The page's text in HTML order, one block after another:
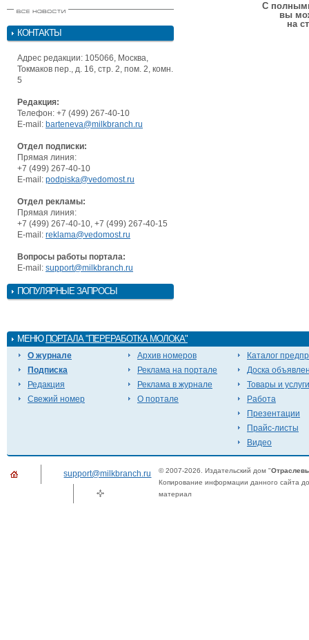
КОНТАКТЫ
Адрес редакции: 105066, Москва,
Токмаков пер., д. 16, стр. 2, пом. 2, комн.
5
Редакция:
Телефон: +7 (499) 267-40-10
E-mail: barteneva@milkbranch.ru
Отдел подписки:
Прямая линия:
+7 (499) 267-40-10
E-mail: podpiska@vedomost.ru
Отдел рекламы:
Прямая линия:
+7 (499) 267-40-10, +7 (499) 267-40-15
E-mail: reklama@vedomost.ru
Вопросы работы портала:
E-mail: support@milkbranch.ru
ПОПУЛЯРНЫЕ ЗАПРОСЫ
С
вы
на
МЕНЮ ПОРТАЛА "ПЕРЕРАБОТКА МОЛОКА"
О журнале
Подписка
Редакция
Свежий номер
Архив номеров
Реклама на портале
Реклама в журнале
О портале
Каталог
Доска
Товары и услуги
Работа
Презентации
Прайс-листы
Видео
support@milkbranch.ru © 2007-2026. Издательский дом "
Копирование информации данного сайта
материал